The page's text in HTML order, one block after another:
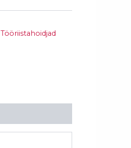
Tööriistahoidjad